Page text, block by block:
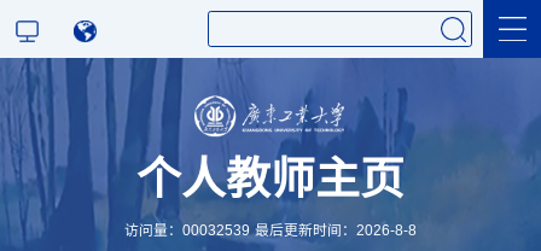
科学研究
教学研究
个人教师主页
访问量： 00032539 最后更新时间： 2026-8-8